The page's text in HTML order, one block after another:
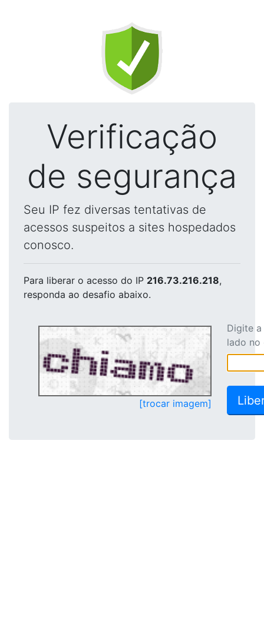
Verificação
de segurança
Seu IP fez diversas tentativas de
acessos suspeitos a sites hospedados
conosco.
Para liberar o acesso do IP 216.73.216.218,
responda ao desafio abaixo.
[trocar imagem]
Digite
lado no